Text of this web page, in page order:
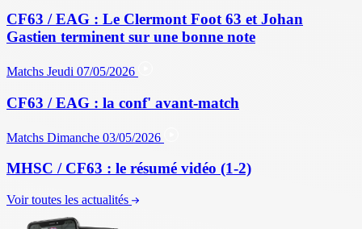
CF63 / EAG : Le Clermont Foot 63 et Johan
Gastien terminent sur une bonne note
Matchs Jeudi 07/05/2026
CF63 / EAG : la conf' avant-match
Matchs Dimanche 03/05/2026
MHSC / CF63 : le résumé vidéo (1-2)
Voir toutes les actualités